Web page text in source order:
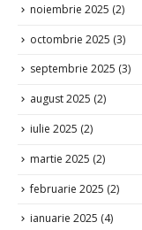
noiembrie 2025 (2)
octombrie 2025 (3)
septembrie 2025 (3)
august 2025 (2)
iulie 2025 (2)
martie 2025 (2)
februarie 2025 (2)
ianuarie 2025 (4)